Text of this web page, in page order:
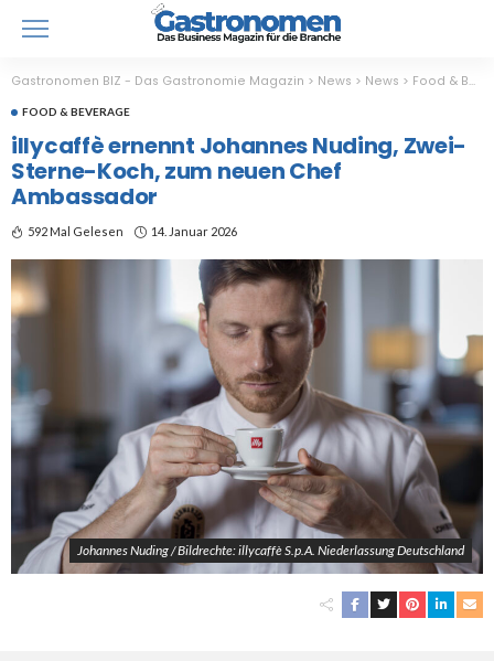
Gastronomen BIZ - Das Gastronomie Magazin > News > News > Food & Beverage
FOOD & BEVERAGE
illycaffè ernennt Johannes Nuding, Zwei-
Sterne-Koch, zum neuen Chef
Ambassador
592 Mal Gelesen 14. Januar 2026
Johannes Nuding / Bildrechte: illycaffè S.p.A. Niederlassung Deutschland